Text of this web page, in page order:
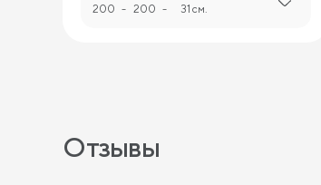
200 - 200 - 31 см.
Отзывы